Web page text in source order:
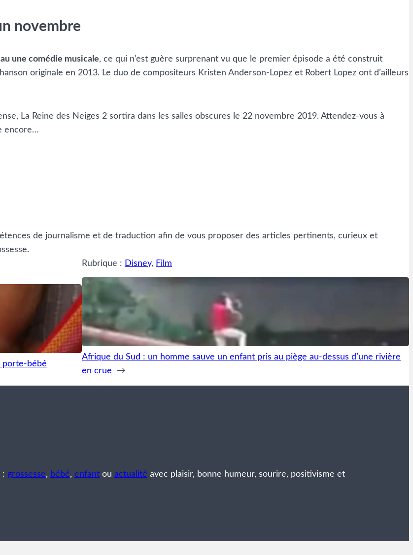
novembre
une comédie musicale, ce qui n’est guère surprenant vu que le premier épisode a été construit
originale en 2013. Le duo de compositeurs Kristen Anderson-Lopez et Robert Lopez ont d’ailleurs
La Reine des Neiges 2 sortira dans les salles obscures le 22 novembre 2019. Attendez-vous à
encore…
de journalisme et de traduction afin de vous proposer des articles pertinents, curieux et
porte-bébé
Rubrique : Disney, Film
Afrique du Sud : un homme sauve un enfant pris au piège au-dessus d’une rivière
en crue
→
: grossesse, bébé, enfant ou actualité avec plaisir, bonne humeur, sourire, positivisme et